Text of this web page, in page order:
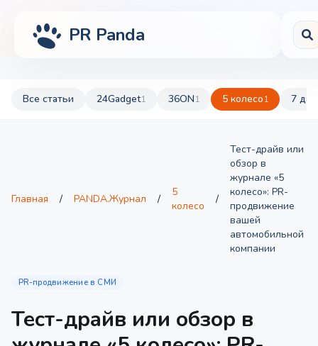
PR Panda
Все статьи 24Gadget1 36ON1 5 колесо1 7 дач
Главная / PANDA.Журнал /
5
колесо
/
Тест-драйв или
обзор в
журнале «5
колесо»: PR-
продвижение
вашей
автомобильной
компании
PR-продвижение в СМИ
Тест-драйв или обзор в